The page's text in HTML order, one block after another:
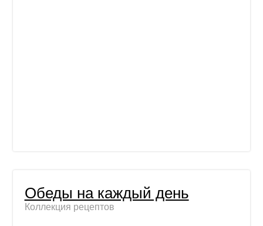
Обеды на каждый день
Коллекция рецептов